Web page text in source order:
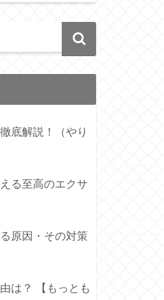
底解説！（やり
る至高のエクサ
原因・その対策
は？ 【もっとも